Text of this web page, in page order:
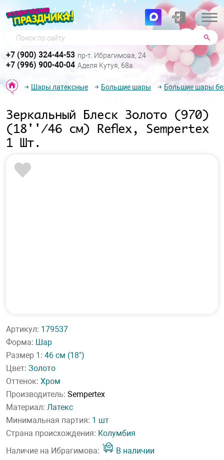
Поиск по сайту
+7 (900) 324-44-53 пр-т. Ибрагимова, 24
+7 (996) 900-40-04 Аделя Кутуя, 68а
Шары латексные Большие шары Большие шары
Зеркальный Блеск Золото (970)
(18''/46 см) Reflex, Sempertex
1 Шт.
Артикул: 179537
Форма: Шар
Размер 1: 46 см (18")
Цвет: Золото
Оттенок: Хром
Производитель: Sempertex
Материал: Латекс
Минимальная партия: 1 шт
Страна происхождения: Колумбия
Наличие на Ибрагимова:
В наличии